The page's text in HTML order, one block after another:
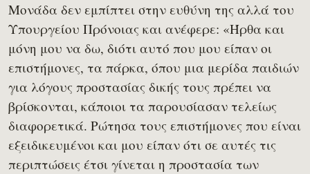
Μονάδα δεν εμπίπτει στην ευθύνη της αλλά του
Υπουργείου Πρόνοιας και ανέφερε: «Ήρθα και
μόνη μου να δω, διότι αυτό που μου είπαν οι
επιστήμονες, τα πάρκα, όπου μια μερίδα παιδιών
για λόγους προστασίας δικής τους πρέπει να
βρίσκονται, κάποιοι τα παρουσίασαν τελείως
διαφορετικά. Ρώτησα τους επιστήμονες που είναι
εξειδικευμένοι και μου είπαν ότι σε αυτές τις
περιπτώσεις έτσι γίνεται η προστασία των